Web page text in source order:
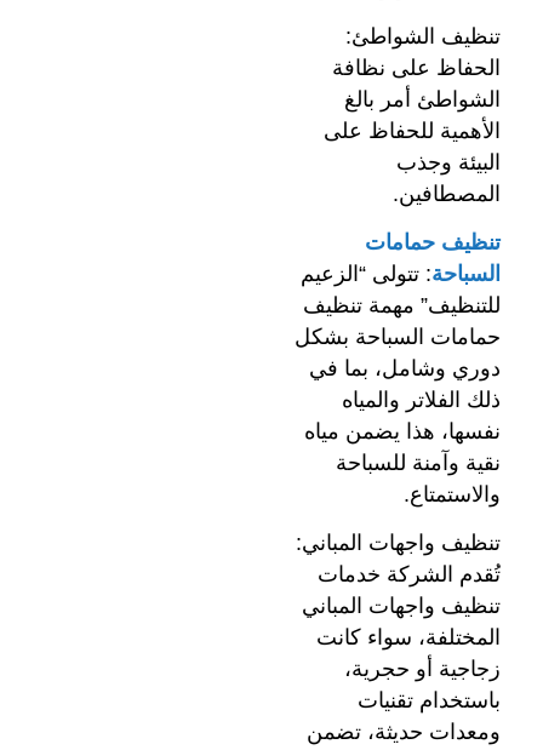
تنظيف الشواطئ:
الحفاظ على نظافة
الشواطئ أمر بالغ
الأهمية للحفاظ على
البيئة وجذب
المصطافين.
تنظيف حمامات
السباحة: تتولى “الزعيم
للتنظيف” مهمة تنظيف
حمامات السباحة بشكل
دوري وشامل، بما في
ذلك الفلاتر والمياه
نفسها، هذا يضمن مياه
نقية وآمنة للسباحة
والاستمتاع.
تنظيف واجهات المباني:
تُقدم الشركة خدمات
تنظيف واجهات المباني
المختلفة، سواء كانت
زجاجية أو حجرية،
باستخدام تقنيات
ومعدات حديثة، تضمن